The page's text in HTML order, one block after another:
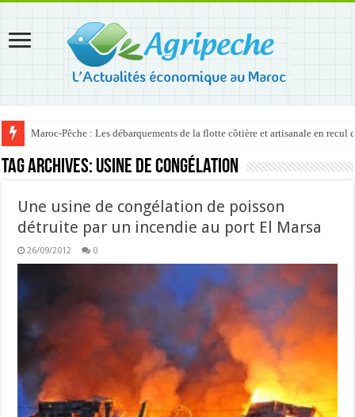
Maroc-Pêche : Les débarquements de la flotte côtière et artisanale en recul
Tag Archives: usine de congélation
Une usine de congélation de poisson
détruite par un incendie au port El Marsa
26/09/2012 0